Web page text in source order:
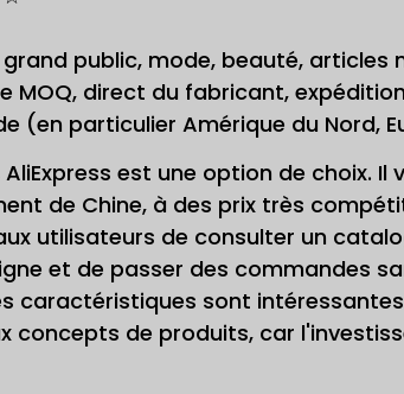
grand public, mode, beauté, articles
MOQ, direct du fabricant,
(en particulier Amérique du Nord,
est une option de choix. Il
de Chine, à des prix très
utilisateurs de consulter un
et de passer des commandes
caractéristiques sont
concepts de produits, car